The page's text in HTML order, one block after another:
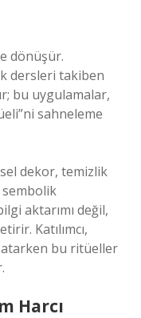
dönüşür.
dersleri takiben
bu uygulamalar,
sahneleme
dekor, temizlik
aktarımı değil,
Katılımcı,
atarken bu ritüeller
Harcı